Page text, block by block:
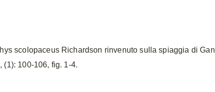
scolopaceus Richardson rinvenuto sulla spiaggia di
(1): 100-106, fig. 1-4.